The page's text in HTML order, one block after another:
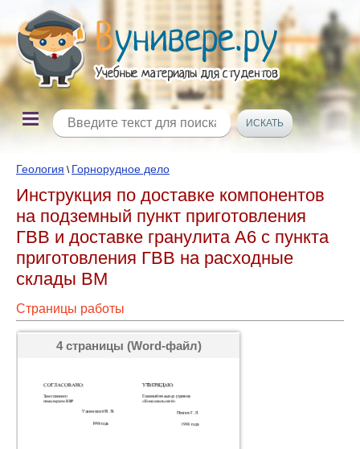
Геология \ Горнорудное дело
Инструкция по доставке компонентов
на подземный пункт приготовления
ГВВ и доставке гранулита А6 с пункта
приготовления ГВВ на расходные
склады ВМ
Страницы работы
4 страницы (Word-файл)